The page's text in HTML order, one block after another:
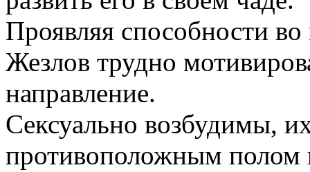
Проявляя способности
Жезлов трудно
направление.
Сексуально возбудимы,
противоположным полом